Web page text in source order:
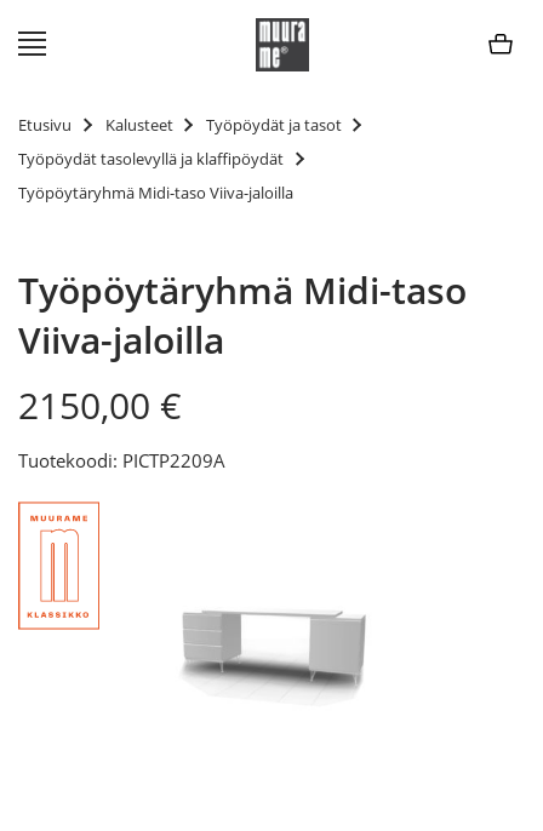
sisältöön
Etusivu Kalusteet
Työpöydät ja tasot
Työpöydät tasolevyllä ja klaffipöydät
Työpöytäryhmä Midi-taso Viiva-jaloilla
Työpöytäryhmä Midi-taso
Viiva-jaloilla
2150,00 €
Tuotekoodi: PICTP2209A